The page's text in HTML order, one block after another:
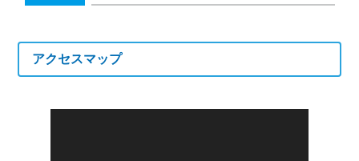
アクセスマップ